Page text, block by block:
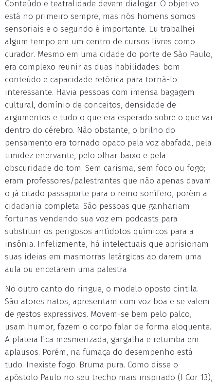
Conteúdo e teatralidade devem dialogar. O objetivo
está no primeiro sempre, mas nós homens somos
sensoriais e o segundo é importante. Eu trabalhei
algum tempo em um centro de cursos livres como
curador. Mesmo em uma cidade do porte de São Paulo,
era complexo reunir as duas habilidades: bom
conteúdo e capacidade retórica para torná-lo
interessante. Havia pessoas com imensa bagagem
cultural, domínio de conceitos, densidade de
argumentos e tudo o que era esperado sobre o que vai
dentro do cérebro. Não obstante, o brilho do
pensamento era tornado opaco pela voz abafada, pela
timidez enervante, pelo olhar baixo e pela
obscuridade do tom. Sem carisma, sem foco ou fogo;
eram professores/palestrantes que não apenas davam
o já citado passaporte para o reino sonífero, porém a
cidadania completa. São pessoas que ganhariam
fortunas vendendo sua voz em podcasts para
substituir os perigosos antídotos químicos para a
insônia. Infelizmente, há intelectuais que aprisionam
suas ideias em masmorras letárgicas ao darem uma
aula ou encetarem uma palestra
No outro canto do ringue, o modelo oposto cintila.
São atores natos, apresentam com voz boa e se valem
de gestos expressivos. Movem-se bem pelo palco,
usam humor, fazem o corpo falar de forma eloquente.
A plateia fica mesmerizada, gargalha e retumba em
aplausos. Porém, na fumaça do desempenho está
tudo. Inexiste fogo. Bruma pura. Como disse o
apóstolo Paulo no seu trecho mais inspirado (I Cor 13),